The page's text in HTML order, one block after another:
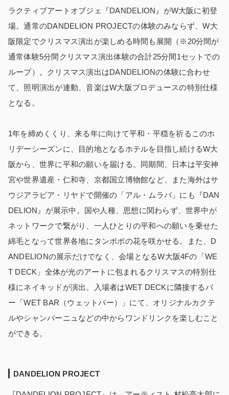
ラクティブアートオブジェ『DANDELION』がW大阪に初登
場。通常のDANDELION PROJECTの体験のみならず、W大
阪限定でクリスマス演出が楽しめる時間も展開（※20分間が
通常体験5分間クリスマス演出体験の合計25分間1セットでの
ループ）。クリスマス演出はDANDELIONの体験に合わせ
て、照明演出が連動、音楽はW大阪プロデュースの特別仕様
となる。
1年を締めくくり、来る年に向けて平和・平穏を祈るこのホ
リデーシーズンに、目的地となるホテルを目指し続けるW大
阪から、世界に平和の願いを届ける。同期間、日本は平安神
宮や世界遺産・仁和寺、京都国立博物館など、また海外はサ
ウジアラビア・リヤドで開催の「アル・ムラバ」にも『DAN
DELION』が展示中。国や人種、思想に関わらず、世界中が
ネットワークで繋がり、一人ひとりの平和への願いを乗せた
綿毛となって世界各地にタンポポの花を咲かせる。また、D
ANDELIONの展示だけでなく、会場となるW大阪4Fの「WE
T DECK」全体が光のアートに包まれるクリスマスの特別仕
様にネイキッドが演出。入場者はWET DECKに隣接するバ
ー「WET BAR（ウェットバー）」にて、オリジナルカクテ
ルやシャンパーニュなどの中からワンドリンクを楽しむこと
ができる。
DANDELION PROJECT